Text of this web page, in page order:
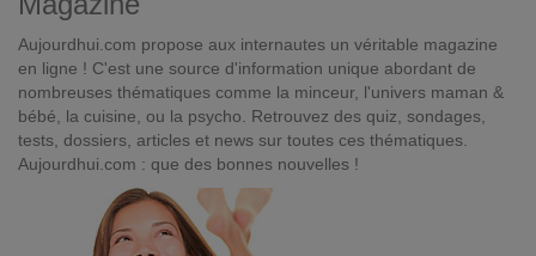
Aujourdhui.com propose aux internautes un véritable magazine
en ligne ! C'est une source d'information unique abordant de
nombreuses thématiques comme la minceur, l'univers maman &
bébé, la cuisine, ou la psycho. Retrouvez des quiz, sondages,
tests, dossiers, articles et news sur toutes ces thématiques.
Aujourdhui.com : que des bonnes nouvelles !